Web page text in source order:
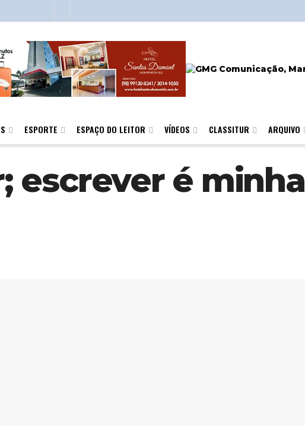
ESPORTE ESPAÇO DO LEITOR VÍDEOS CLASSITUR ARQUIVO
escrever é minha